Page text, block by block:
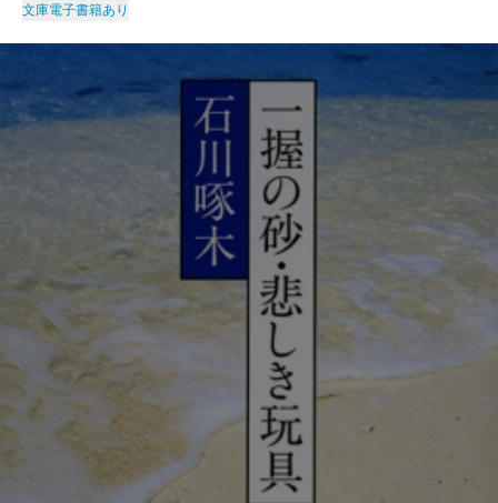
文庫電子書籍あり